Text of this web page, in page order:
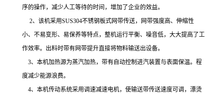
序的操作，减少人工等待的时间，增加了企业的效益。
2、该机采用SUS304不锈钢板式网带传送，网带强度高、伸缩性
小、不易变形、易保养等特点，整机运行平衡、噪音低，大大提高了工
作效率。出料时带有网带提升直接将物料输送出设备。
3、本机加热源为蒸汽加热，带有自动控制进汽装置与表面保温。程
度减少能源浪费。
4、本机传动系统采用调速减速电机，使输送带传送速度可调，漂烫